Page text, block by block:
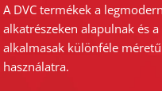
A DVC termékek a
alkatrészeken alapulnak és
alkalmasak különféle
használatra.